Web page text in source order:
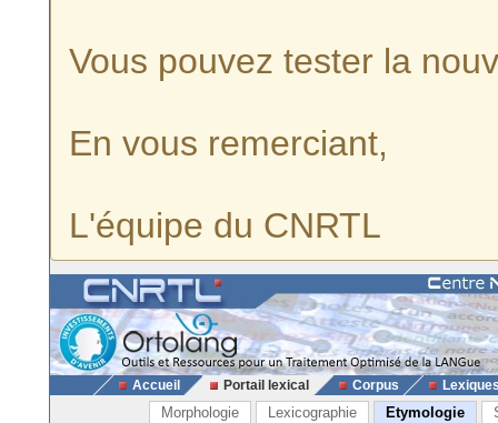
Vous pouvez tester la
En vous remerciant,
L'équipe du CNRTL
Accueil Portail lexical Corpus
Morphologie Lexicographie Etymologie